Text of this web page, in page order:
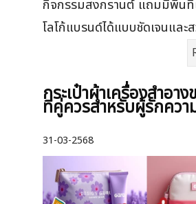
กิจกรรมสงกรานต์ แถมมีพื้น
โลโก้แบรนด์ได้แบบชัดเจนและ
กระเป๋าผ้าเครื่องสําอา
ที่คู่ควรสำหรับผู้รักควา
31-03-2568